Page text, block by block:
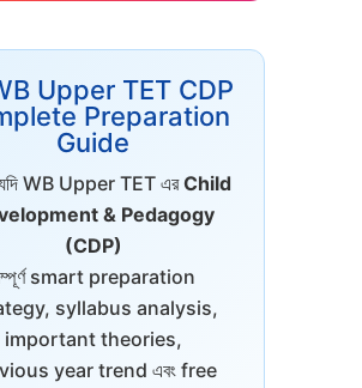
Upper TET CDP
Preparation
Guide
WB Upper TET এরChild
& Pedagogy
(CDP)
smart preparation
syllabus analysis,
important theories,
year trend এবং free